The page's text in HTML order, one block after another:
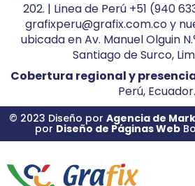
202. | Linea de Perú +51 (940
grafixperu@grafix.com.co y
ubicada en Av. Manuel Olguin
Santiago de Surco,
Cobertura regional y
Perú, Ecuador.
© 2023 Diseño por Agencia de
por Diseño de Páginas Web